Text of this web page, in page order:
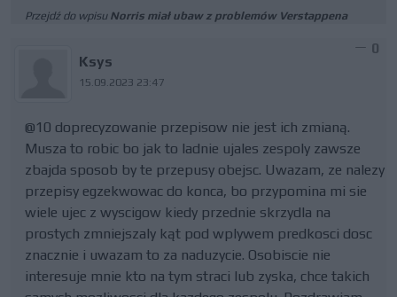
Przejdź do wpisu Norris miał ubaw z problemów Verstappena
Ksys
15.09.2023 23:47
0
@10 doprecyzowanie przepisow nie jest ich zmianą.
Musza to robic bo jak to ladnie ujales zespoly zawsze
zbajda sposob by te przepusy obejsc. Uwazam, ze nalezy
przepisy egzekwowac do konca, bo przypomina mi sie
wiele ujec z wyscigow kiedy przednie skrzydla na
prostych zmniejszaly kąt pod wplywem predkosci dosc
znacznie i uwazam to za naduzycie. Osobiscie nie
interesuje mnie kto na tym straci lub zyska, chce takich